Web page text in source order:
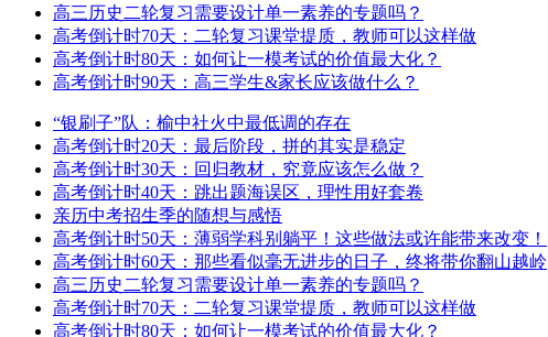
高三历史二轮复习需要设计单一素养的专题吗？
高考倒计时70天：二轮复习课堂提质，教师可以这样做
高考倒计时80天：如何让一模考试的价值最大化？
高考倒计时90天：高三学生&家长应该做什么？
“银刷子”队：榆中社火中最低调的存在
高考倒计时20天：最后阶段，拼的其实是稳定
高考倒计时30天：回归教材，究竟应该怎么做？
高考倒计时40天：跳出题海误区，理性用好套卷
亲历中考招生季的随想与感悟
高考倒计时50天：薄弱学科别躺平！这些做法或许能带来改变！
高考倒计时60天：那些看似毫无进步的日子，终将带你翻山越岭
高三历史二轮复习需要设计单一素养的专题吗？
高考倒计时70天：二轮复习课堂提质，教师可以这样做
高考倒计时80天：如何让一模考试的价值最大化？